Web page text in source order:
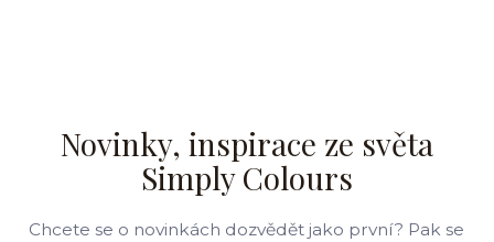
Novinky, inspirace ze světa
Simply Colours
Chcete se o novinkách dozvědět jako první? Pak se